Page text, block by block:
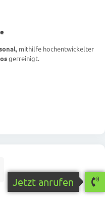
, mithilfe hochentwickelter
gerreinigt.
Jetzt anrufen